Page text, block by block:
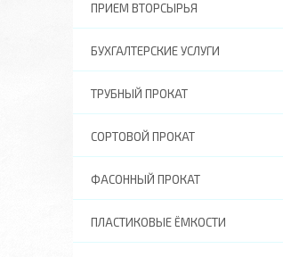
ПРИЕМ ВТОРСЫРЬЯ
БУХГАЛТЕРСКИЕ УСЛУГИ
ТРУБНЫЙ ПРОКАТ
СОРТОВОЙ ПРОКАТ
ФАСОННЫЙ ПРОКАТ
ПЛАСТИКОВЫЕ ЁМКОСТИ